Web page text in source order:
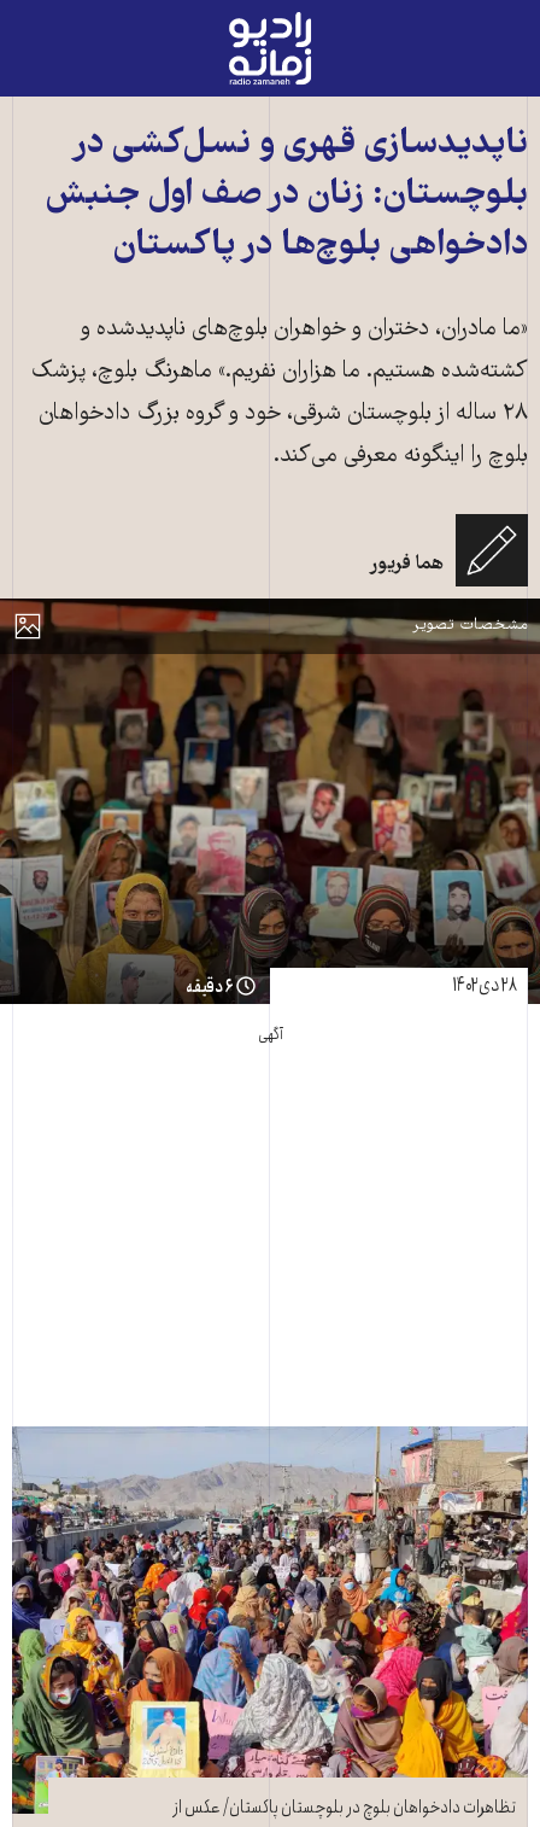
رادیو
زمانه
صفحه
اصلی
ناپدیدسازی قهری و نسل‌کشی در
بلوچستان: زنان در صف اول جنبش
دادخواهی بلوچ‌‌ها در پاکستان
«ما مادران، دختران و خواهران بلوچ‌های ناپدیدشده و
کشته‌شده هستیم. ما هزاران نفریم.» ماهرنگ بلوچ، پزشک
۲۸ ساله از بلوچستان شرقی، خود و گروه بزرگ دادخواهان
بلوچ را اینگونه معرفی می‌کند.
هما فریور
نمایش
مشخصات تصویر
تحصن دادخواهان بلوچ در اسلام‌آباد پاکستان/ عکس از
۲۸ دی ۱۴۰۲ ۶ دقیقه
آگهی
تظاهرات دادخواهان بلوچ در بلوچستان پاکستان/ عکس از